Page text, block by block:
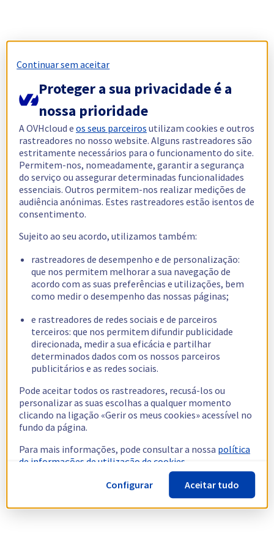
Continuar sem aceitar
Proteger a sua privacidade é a
nossa prioridade
A OVHcloud eos seus parceiros utilizam cookies e outros
rastreadores no nosso website. Alguns rastreadores são
estritamente necessários para o funcionamento do site.
Permitem-nos, nomeadamente, garantir a segurança
do serviço ou assegurar determinadas funcionalidades
essenciais. Outros permitem-nos realizar medições de
audiência anónimas. Estes rastreadores estão isentos de
consentimento.
Sujeito ao seu acordo, utilizamos também:
rastreadores de desempenho e de personalização:
que nos permitem melhorar a sua navegação de
acordo com as suas preferências e utilizações, bem
como medir o desempenho das nossas páginas;
e rastreadores de redes sociais e de parceiros
terceiros: que nos permitem difundir publicidade
direcionada, medir a sua eficácia e partilhar
determinados dados com os nossos parceiros
publicitários e as redes sociais.
Pode aceitar todos os rastreadores, recusá-los ou
personalizar as suas escolhas a qualquer momento
clicando na ligação «Gerir os meus cookies» acessível no
fundo da página.
Para mais informações, pode consultar a nossa política
de informações de utilização de cookies.
Configurar
Aceitar tudo